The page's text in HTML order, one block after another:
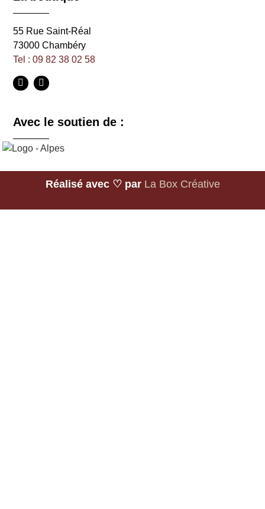
55 Rue Saint-Réal
73000 Chambéry
Tel : 09 82 38 02 58
Avec le soutien de :
Réalisé avec ♡ par La Box Créative